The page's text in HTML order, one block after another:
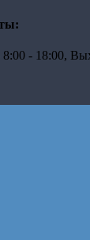
8:00 - 18:00,